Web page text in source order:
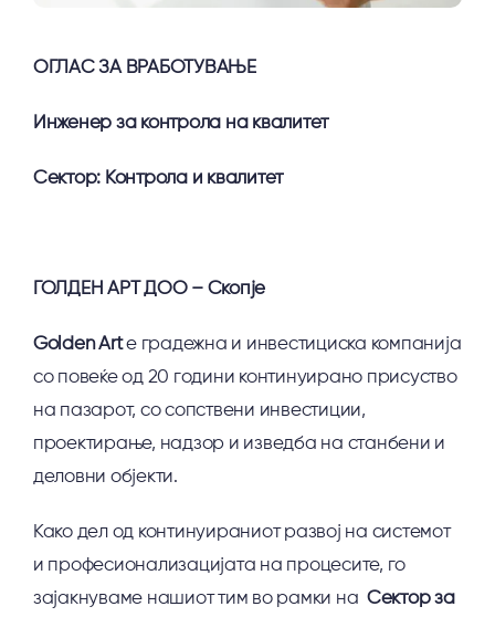
ОГЛАС ЗА ВРАБОТУВАЊЕ
Инженер за контрола на квалитет
Сектор: Контрола и квалитет
ГОЛДЕН АРТ ДОО – Скопје
Golden Artе градежна и инвестициска компанија
со повеќе од 20 години континуирано присуство
на пазарот, со сопствени инвестиции,
проектирање, надзор и изведба на станбени и
деловни објекти.
Како дел од континуираниот развој на системот
и професионализацијата на процесите, го
зајакнуваме нашиот тим во рамки на Сектор за